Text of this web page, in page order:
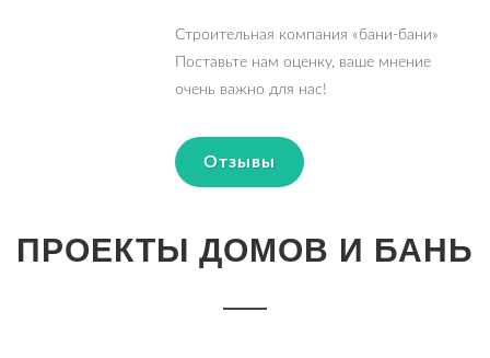
Строительная компания «бани-бани»
Поставьте нам оценку, ваше мнение
очень важно для нас!
Отзывы
ПРОЕКТЫ ДОМОВ И БАНЬ